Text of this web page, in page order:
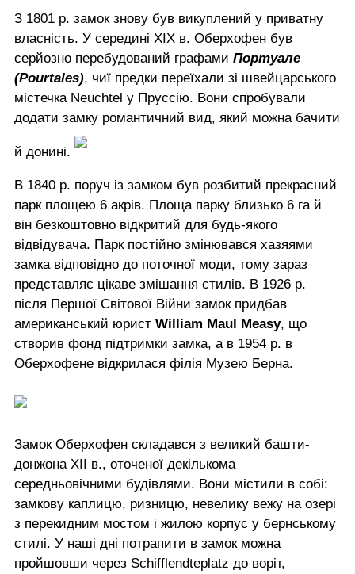
З 1801 р. замок знову був викуплений у приватну
власність. У середині XIX в. Оберхофен був
серйозно перебудований графами Портуале
(Pourtales), чиї предки переїхали зі швейцарського
містечка Neuchtel у Пруссію. Вони спробували
додати замку романтичний вид, який можна бачити
й донині.
В 1840 р. поруч із замком був розбитий прекрасний
парк площею 6 акрів. Площа парку близько 6 га й
він безкоштовно відкритий для будь-якого
відвідувача. Парк постійно змінювався хазяями
замка відповідно до поточної моди, тому зараз
представляє цікаве змішання стилів. В 1926 р.
після Першої Світової Війни замок придбав
американський юрист William Maul Measy, що
створив фонд підтримки замка, а в 1954 р. в
Оберхофене відкрилася філія Музею Берна.
Замок Оберхофен складався з великий башти-
донжона XII в., оточеної декількома
середньовічними будівлями. Вони містили в собі:
замкову каплицю, ризницю, невелику вежу на озері
з перекидним мостом і жилою корпус у бернському
стилі. У наші дні потрапити в замок можна
пройшовши через Schifflendteplatz до воріт,